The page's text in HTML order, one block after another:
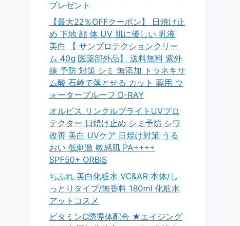
プレゼント
【最大22％OFFクーポン】 日焼け止
め 下地 顔 体 UV 肌に優しい 乳液
美白 【 サンプロテクションクリー
ム 40g 医薬部外品】 送料無料 紫外
線 予防 対策 シミ 無添加 トラネキサ
ム酸 石鹸で落とせる カット 薬用 ウ
ォータープルーフ D-RAY
オルビス リンクルブライトUVプロ
テクター 日焼け止め シミ予防 シワ
改善 美白 UVケア 日焼け対策 うる
おい 低刺激 敏感肌 PA++++
SPF50+ ORBIS
ちふれ 美白化粧水 VC&AR 本体/し
っとりタイプ/無香料 180ml 化粧水
アットコスメ
ビタミンC誘導体配合 ★エイジング